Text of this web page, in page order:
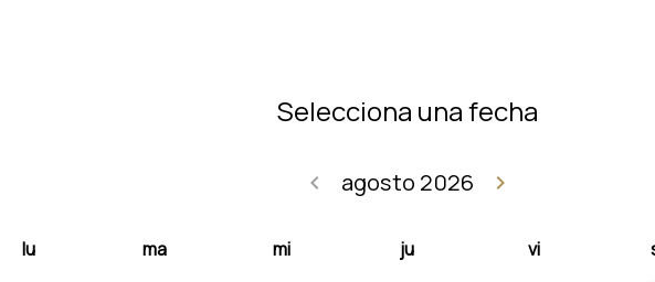
Selecciona una fecha
agosto 2026
keyboard_arrow_left
keyboard_arrow_right
lu ma mi ju vi